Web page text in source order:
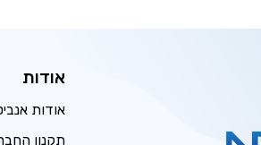
אודות
אודות
תקנון